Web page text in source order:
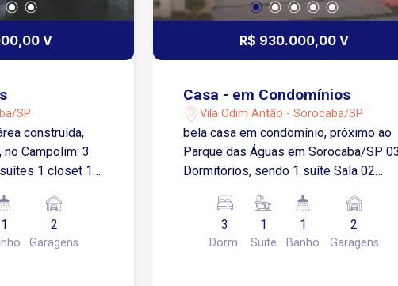
Trata-se de um excelente imóvel, com
não perca a oportunidade, agende agora
V
SP
construída,
Campolim: 3
1 closet 1
Banheiro
de empregada
1 2
Garagens
R$ 930.000,00 V
Casa - em Condomínios
Vila Odim Antão - Sorocaba/SP
bela casa em condomínio, próximo ao
Parque das Águas em Sorocaba/SP 03
Dormitórios, sendo 1 suíte Sala 02
social Área de serviço Área gourmet
com churrasqueira Piscina 2 Vagas de
garagem cobertas Estuda propostas!
3
Dorm.
1
Suite
1
Banho
2
Garagens